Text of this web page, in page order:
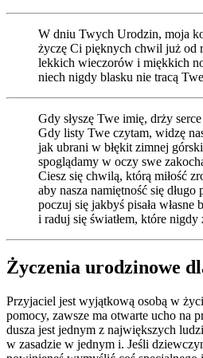
W dniu Twych Urodzin, moja
życzę Ci pięknych chwil już od
lekkich wieczorów i miękkich
niech nigdy blasku nie tracą
Gdy słyszę Twe imię, drży
Gdy listy Twe czytam, widzę
jak ubrani w błękit zimnej
spoglądamy w oczy swe
Ciesz się chwilą, którą miłość
aby nasza namiętność się długo
poczuj się jakbyś pisała własne
i raduj się światłem, które nigdy
Życzenia urodzinowe
Przyjaciel jest wyjątkową osobą w
pomocy, zawsze ma otwarte ucho na
dusza jest jednym z największych
w zasadzie w jednym i. Jeśli